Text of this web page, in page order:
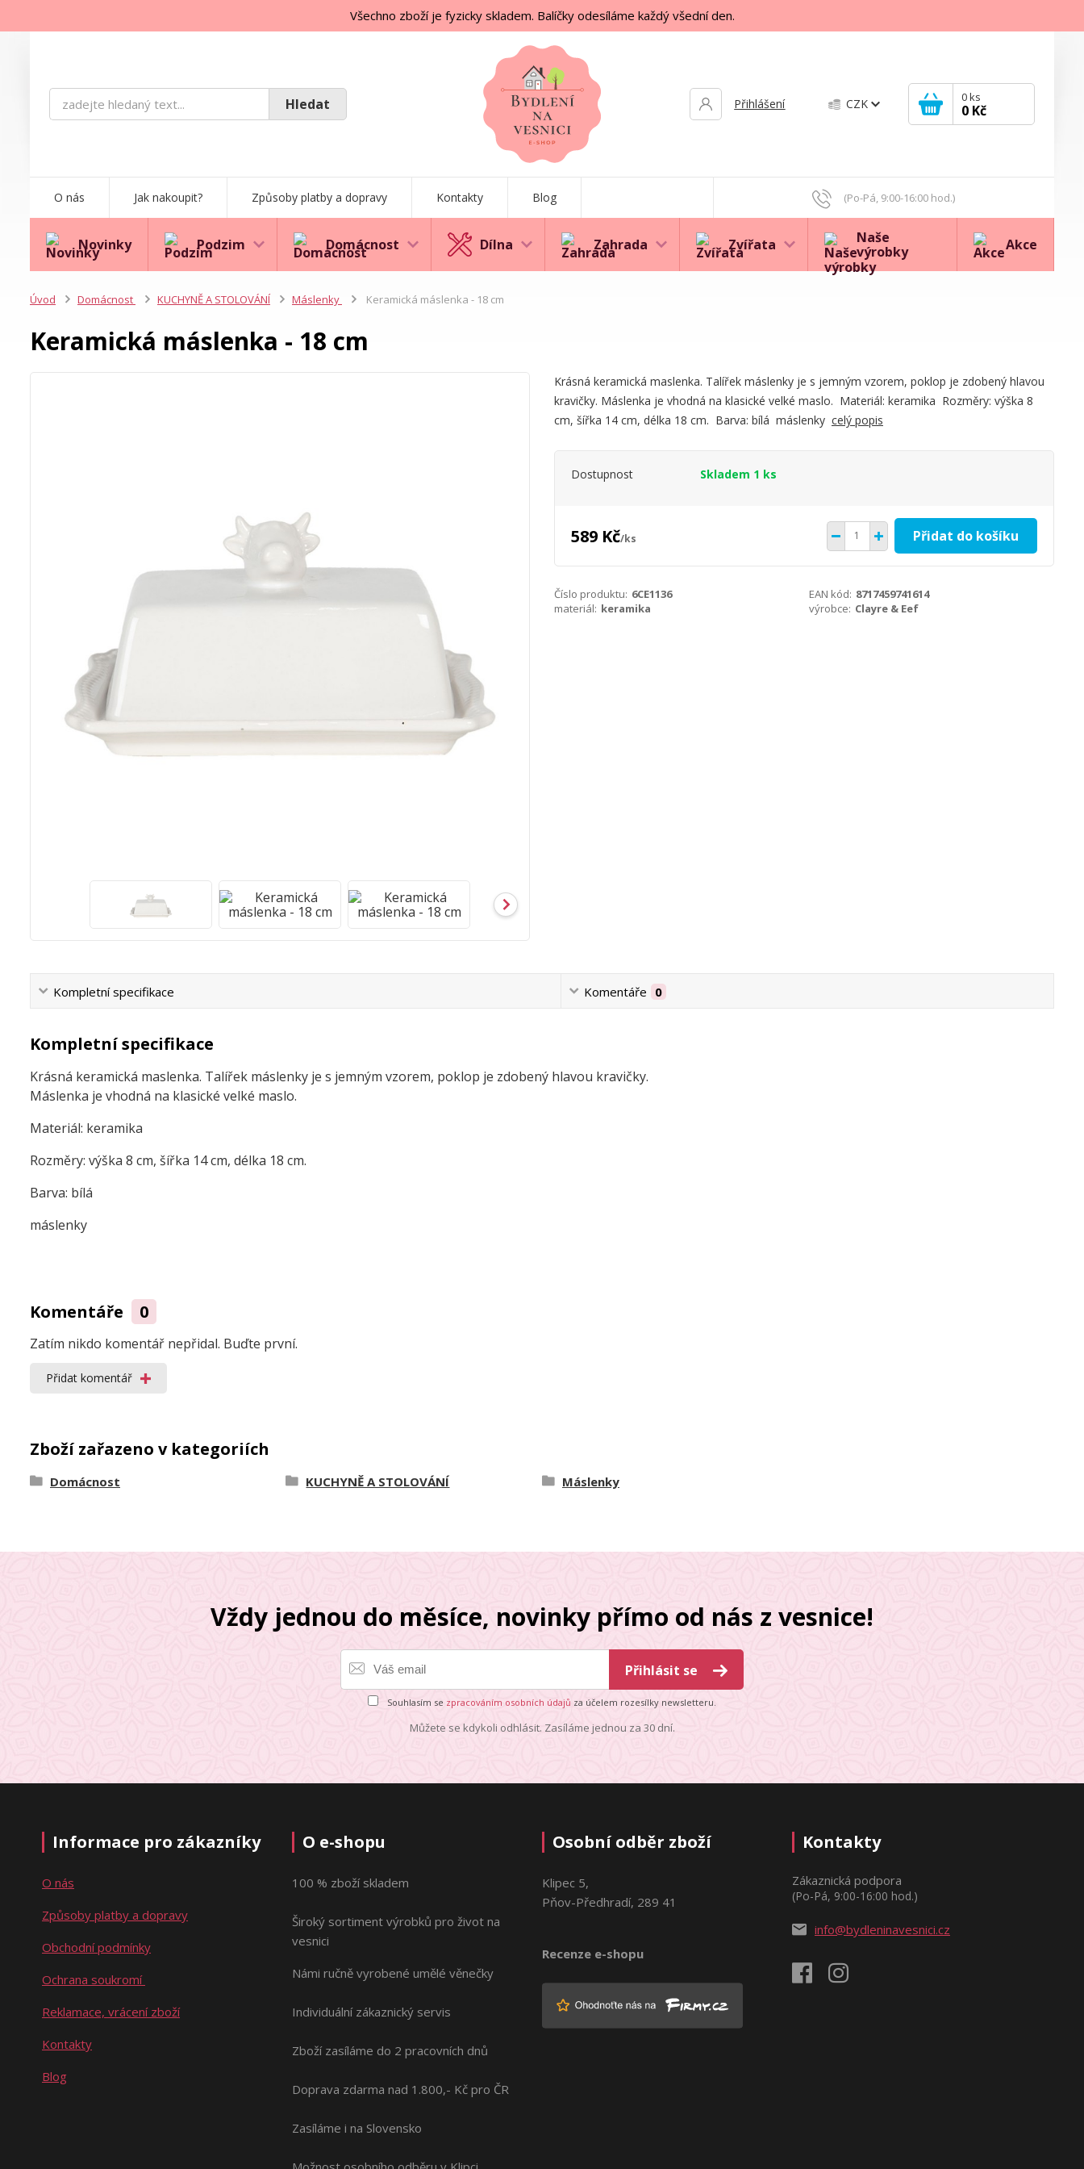
Všechno zboží je fyzicky skladem. Balíčky odesíláme každý všední den.
O nás Jak nakoupit? Způsoby platby a dopravy Kontakty Blog
CZK
Přihlášení
Hledat
(Po-Pá, 9:00-16:00 hod.)
0ks
0 Kč
Novinky Podzim Domácnost Dílna Zahrada Zvířata
Naše
výrobky
Akce
Úvod Domácnost KUCHYNĚ A STOLOVÁNÍ Máslenky Keramická máslenka - 18 cm
Keramická máslenka - 18 cm
Krásná keramická maslenka. Talířek máslenky je s jemným vzorem, poklop je zdobený hlavou
kravičky. Máslenka je vhodná na klasické velké maslo. Materiál: keramika Rozměry: výška 8
cm, šířka 14 cm, délka 18 cm. Barva: bílá máslenky celý popis
Dostupnost Skladem 1 ks
589 Kč/ks Přidat do košíku
Číslo produktu: 6CE1136 EAN kód: 8717459741614
materiál: keramika výrobce: Clayre & Eef
Kompletní specifikace Komentáře 0
Kompletní specifikace
Krásná keramická maslenka. Talířek máslenky je s jemným vzorem, poklop je zdobený hlavou kravičky.
Máslenka je vhodná na klasické velké maslo.
Materiál: keramika
Rozměry: výška 8 cm, šířka 14 cm, délka 18 cm.
Barva: bílá
máslenky
Komentáře 0
Zatím nikdo komentář nepřidal. Buďte první.
Přidat komentář
Zboží zařazeno v kategoriích
Domácnost KUCHYNĚ A STOLOVÁNÍ Máslenky
Vždy jednou do měsíce, novinky přímo od nás z vesnice!
Přihlásit se
Souhlasím se zpracováním osobních údajů za účelem rozesílky newsletteru.
Můžete se kdykoli odhlásit. Zasíláme jednou za 30 dní.
Informace pro zákazníky
O nás
Způsoby platby a dopravy
Obchodní podmínky
Ochrana soukromí
Reklamace, vrácení zboží
Kontakty
Blog
O e-shopu
100 % zboží skladem
Široký sortiment výrobků pro život na
vesnici
Námi ručně vyrobené umělé věnečky
Individuální zákaznický servis
Zboží zasíláme do 2 pracovních dnů
Doprava zdarma nad 1.800,- Kč pro ČR
Zasíláme i na Slovensko
Osobní odběr zboží
Klipec 5,
Pňov-Předhradí, 289 41
Recenze e-shopu
Kontakty
Zákaznická podpora
(Po-Pá, 9:00-16:00 hod.)
info@bydleninavesnici.cz